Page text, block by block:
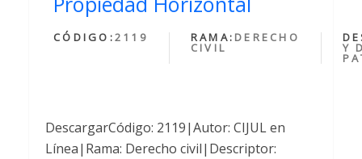
CÓDIGO:2119 RAMA: DERECHO
CIVIL Y
DescargarCódigo: 2119|Autor: CIJUL en
Línea|Rama: Derecho civil|Descriptor: